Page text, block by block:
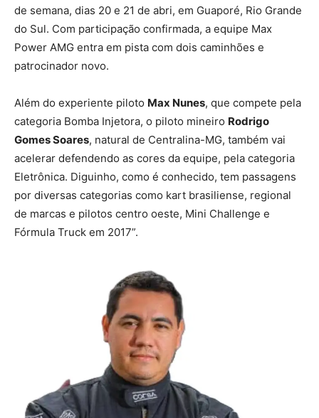
de semana, dias 20 e 21 de abri, em Guaporé, Rio Grande
do Sul. Com participação confirmada, a equipe Max
Power AMG entra em pista com dois caminhões e
patrocinador novo.
Além do experiente piloto Max Nunes, que compete pela
categoria Bomba Injetora, o piloto mineiro Rodrigo
Gomes Soares, natural de Centralina-MG, também vai
acelerar defendendo as cores da equipe, pela categoria
Eletrônica. Diguinho, como é conhecido, tem passagens
por diversas categorias como kart brasiliense, regional
de marcas e pilotos centro oeste, Mini Challenge e
Fórmula Truck em 2017”.